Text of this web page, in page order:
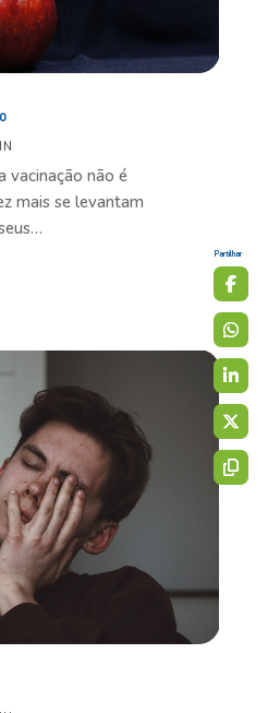
vacinação não é
mais se levantam
Partilhar